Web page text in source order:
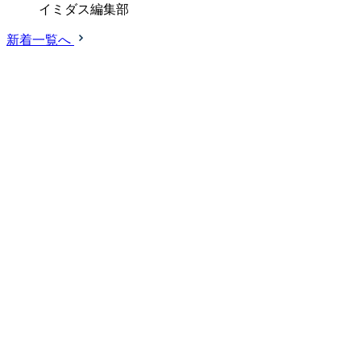
イミダス編集部
新着一覧へ